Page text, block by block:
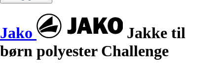
Jako
Jakke til
børn polyester Challenge